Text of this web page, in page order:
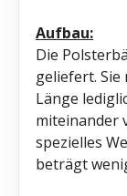
Aufbau:
Die
geliefert. Sie
Länge
miteinander
spezielles
beträgt